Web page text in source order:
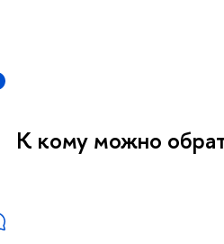
К кому можно